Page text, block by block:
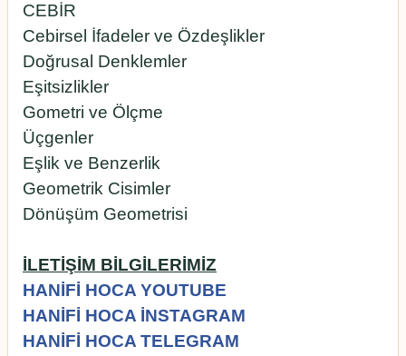
CEBİR
Cebirsel İfadeler ve Özdeşlikler
Doğrusal Denklemler
Eşitsizlikler
Gometri ve Ölçme
Üçgenler
Eşlik ve Benzerlik
Geometrik Cisimler
Dönüşüm Geometrisi
İLETİŞİM BİLGİLERİMİZ
HANİFİ HOCA YOUTUBE
HANİFİ HOCA İNSTAGRAM
HANİFİ HOCA TELEGRAM